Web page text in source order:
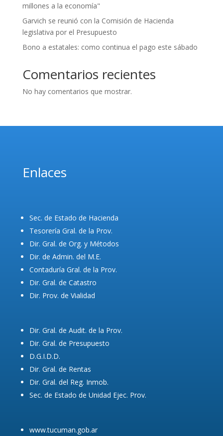
millones a la economía"
Garvich se reunió con la Comisión de Hacienda
legislativa por el Presupuesto
Bono a estatales: como continua el pago este sábado
Comentarios recientes
No hay comentarios que mostrar.
Enlaces
Sec. de Estado de Hacienda
Tesorería Gral. de la Prov.
Dir. Gral. de Org. y Métodos
Dir. de Admin. del M.E.
Contaduría Gral. de la Prov.
Dir. Gral. de Catastro
Dir. Prov. de Vialidad
Dir. Gral. de Audit. de la Prov.
Dir. Gral. de Presupuesto
D.G.I.D.D.
Dir. Gral. de Rentas
Dir. Gral. del Reg. Inmob.
Sec. de Estado de Unidad Ejec. Prov.
www.tucuman.gob.ar